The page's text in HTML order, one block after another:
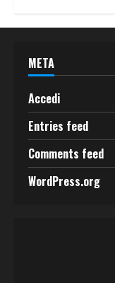
META
Accedi
Entries feed
Comments feed
WordPress.org